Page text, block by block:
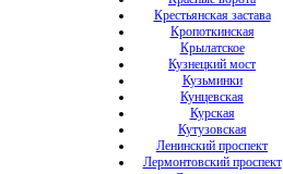
Крестьянская застава
Кропоткинская
Крылатское
Кузнецкий мост
Кузьминки
Кунцевская
Курская
Кутузовская
Ленинский проспект
Лермонтовский проспект